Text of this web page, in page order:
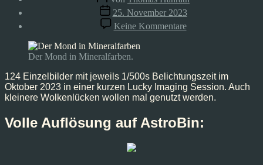
Veröffentlichungsdatum
25. November 2023
Keine Kommentarezu
Der
’23
Der Mond in Mineralfarben.
124 Einzelbilder mit jeweils 1/500s Belichtungszeit im
Oktober 2023 in einer kurzen Lucky Imaging Session. Auch
kleinere Wolkenlücken wollen mal genutzt werden.
Volle Auflösung auf AstroBin: